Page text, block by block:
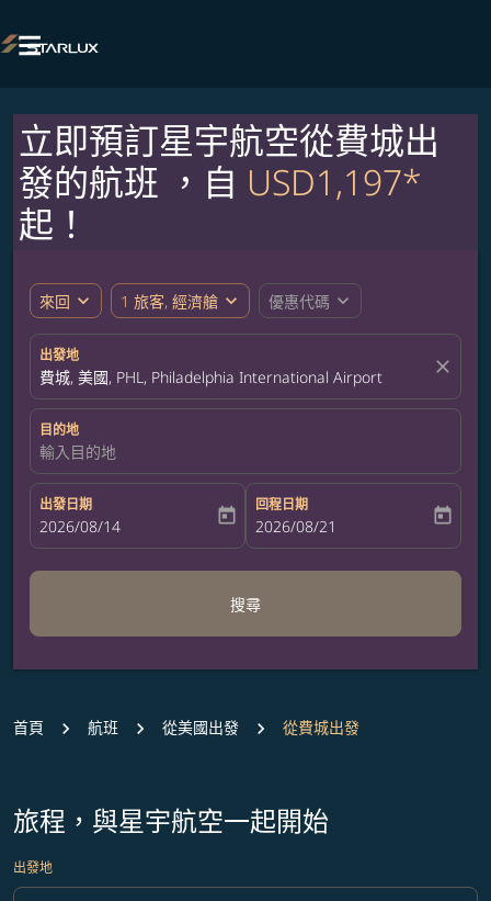

立即預訂星宇航空從費城出
發的航班 ，自 USD1,197*
起！
來回 expand_more 1 旅客, 經濟艙 expand_more 優惠代碼 expand_more
出發地
費城, 美國, PHL, Philadelphia International Airport close
目的地
輸入目的地
出發日期
fc-booking-departure-date-aria-label
2026/08/14 today
回程日期
fc-booking-return-date-aria-label
2026/08/21 today
搜尋
首頁 航班 從美國出發 從費城出發
旅程，與星宇航空一起開始
出發地